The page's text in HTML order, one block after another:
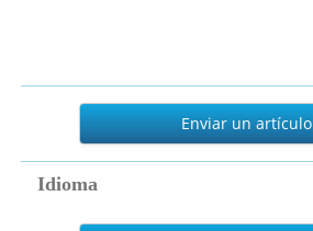
Enviar
artículo
Enviar un artículo
Idioma